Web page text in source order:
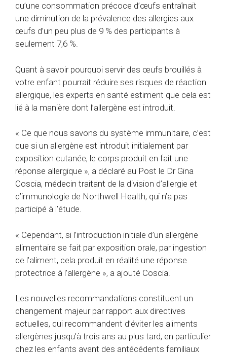
qu’une consommation précoce d’œufs entraînait
une diminution de la prévalence des allergies aux
œufs d’un peu plus de 9 % des participants à
seulement 7,6 %.
Quant à savoir pourquoi servir des œufs brouillés à
votre enfant pourrait réduire ses risques de réaction
allergique, les experts en santé estiment que cela est
lié à la manière dont l’allergène est introduit.
« Ce que nous savons du système immunitaire, c’est
que si un allergène est introduit initialement par
exposition cutanée, le corps produit en fait une
réponse allergique », a déclaré au Post le Dr Gina
Coscia, médecin traitant de la division d’allergie et
d’immunologie de Northwell Health, qui n’a pas
participé à l’étude.
« Cependant, si l’introduction initiale d’un allergène
alimentaire se fait par exposition orale, par ingestion
de l’aliment, cela produit en réalité une réponse
protectrice à l’allergène », a ajouté Coscia.
Les nouvelles recommandations constituent un
changement majeur par rapport aux directives
actuelles, qui recommandent d’éviter les aliments
allergènes jusqu’à trois ans au plus tard, en particulier
chez les enfants ayant des antécédents familiaux